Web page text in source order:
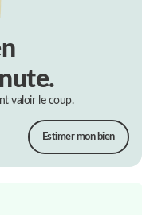
valoir le coup.
Estimer mon bien